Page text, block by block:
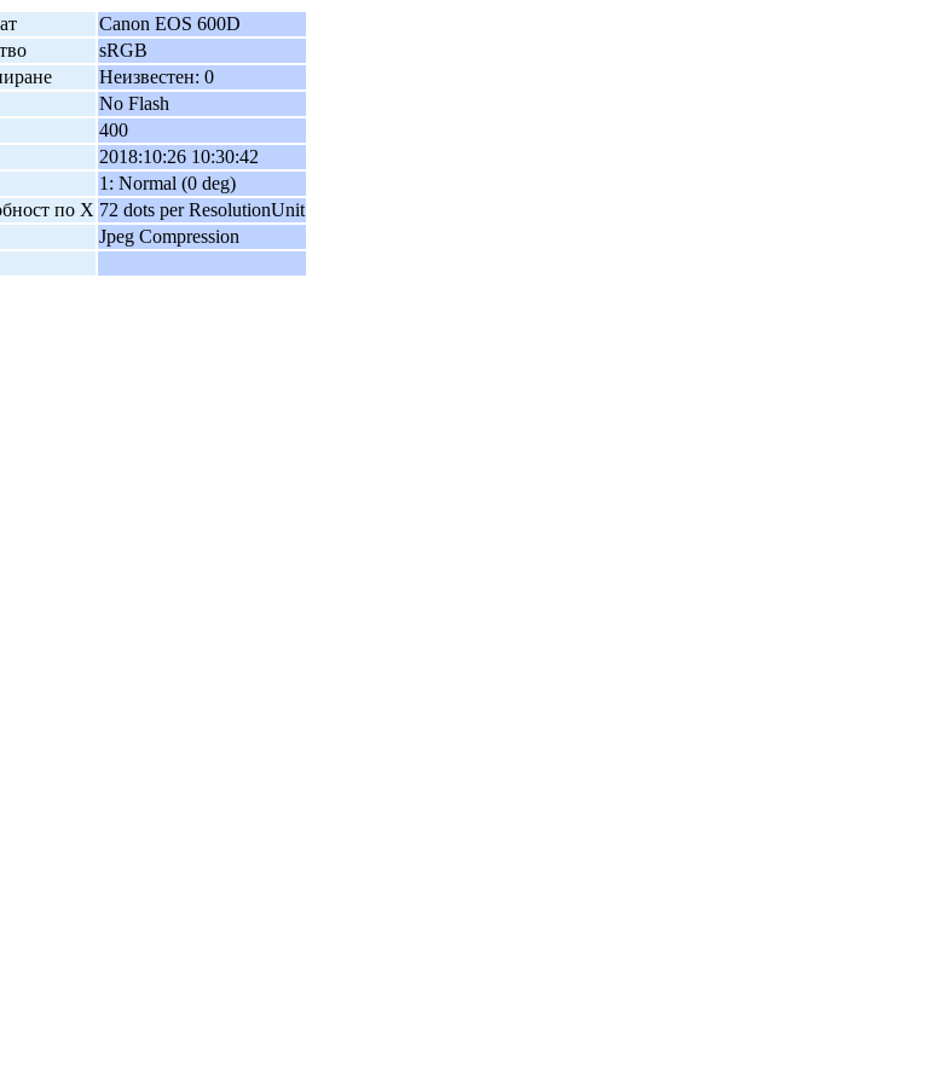
Canon EOS 600D
sRGB
Неизвестен: 0
No Flash
400
2018:10:26 10:30:42
1: Normal (0 deg)
по X 72 dots per ResolutionUnit
Jpeg Compression